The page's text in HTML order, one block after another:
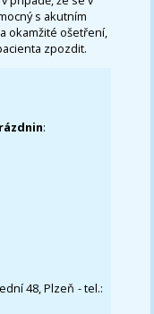
s akutním
okamžité ošetření,
zpozdit.
:
48, Plzeň - tel.: